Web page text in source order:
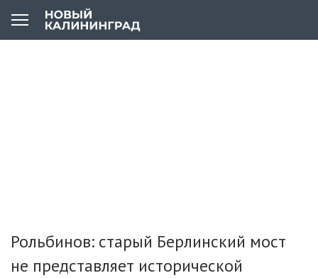
Рольбинов: старый Берлинский мост
не представляет исторической